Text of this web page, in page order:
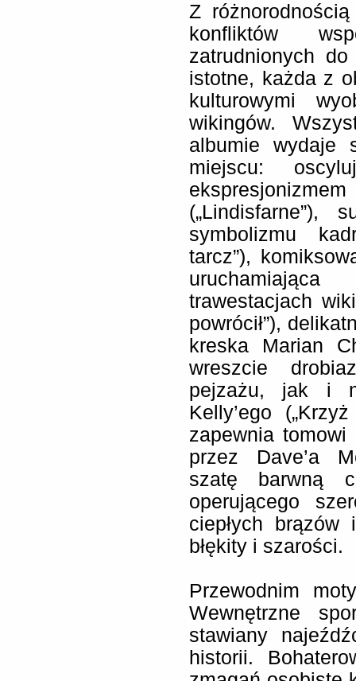
Z
konfliktów
zatrudnionych
istotne, każda z
kulturowymi
wikingów.
albumie wydaje
miejscu:
(„Lindisfarne”),
symbolizmu
tarcz”),
trawestacjach
powrócił”),
kreska Marian
wreszcie
pejzażu, jak i
Kelly’ego
zapewnia tomowi
przez Dave’a
szatę barwną
operującego
ciepłych brązów
błękity i szarości.
Przewodnim
Wewnętrzne
stawiany
historii.